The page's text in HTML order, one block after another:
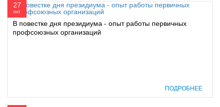
27
окт
В повестке дня президиума - опыт работы первичных
профсоюзных организаций
ПОДРОБНЕЕ